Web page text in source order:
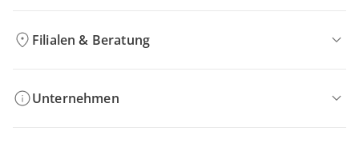
Filialen & Beratung
Unternehmen